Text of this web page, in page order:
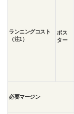
ランニングコスト
（注1）
ポス
ター
必要マージン